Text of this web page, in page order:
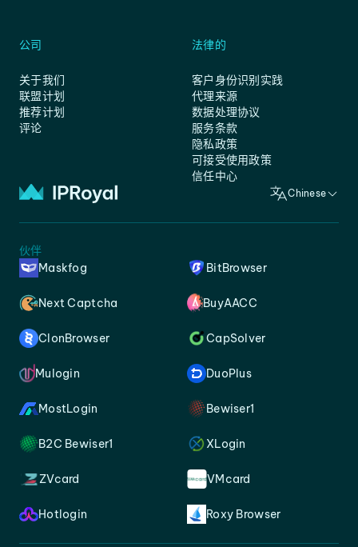
公司
关于我们
联盟计划
推荐计划
评论
法律的
客户身份识别实践
代理来源
数据处理协议
服务条款
隐私政策
可接受使用政策
信任中心
Chinese
伙伴
Maskfog
BitBrowser
Next Captcha BuyAACC
ClonBrowser CapSolver
Mulogin DuoPlus
MostLogin Bewiser1
B2C Bewiser1 XLogin
ZVcard VMcard
Hotlogin Roxy Browser